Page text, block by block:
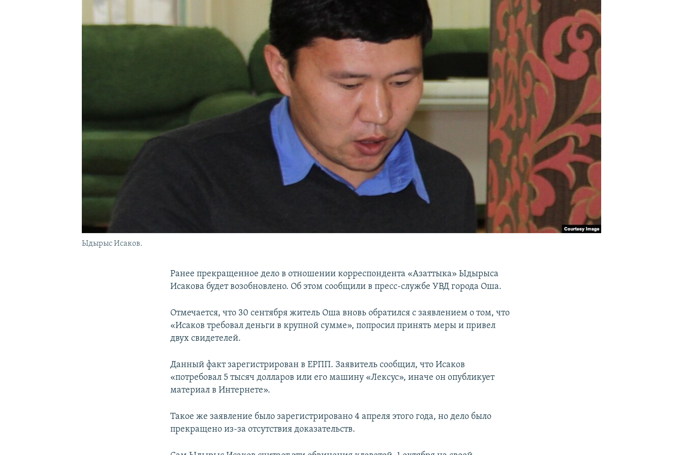
Ыдырыс Исаков.
Ранее прекращенное дело в отношении корреспондента «Азаттыка» Ыдырыса
Исакова будет возобновлено. Об этом сообщили в пресс-службе УВД города Оша.
Отмечается, что 30 сентября житель Оша вновь обратился с заявлением о том, что
«Исаков требовал деньги в крупной сумме», попросил принять меры и привел
двух свидетелей.
Данный факт зарегистрирован в ЕРПП. Заявитель сообщил, что Исаков
«потребовал 5 тысяч долларов или его машину «Лексус», иначе он опубликует
материал в Интернете».
Такое же заявление было зарегистрировано 4 апреля этого года, но дело было
прекращено из-за отсутствия доказательств.